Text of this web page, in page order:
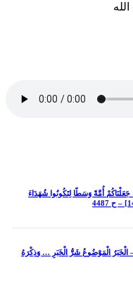
أُمَّةً وَسَطًا لِتَكُونُوا شُهَدَاءَ
الموضوع-من البيت-250 – الْخَبَرُ الْمَوْضُوعُ شَرُّ الْخَبَرِ … وَذِكْرَهُ